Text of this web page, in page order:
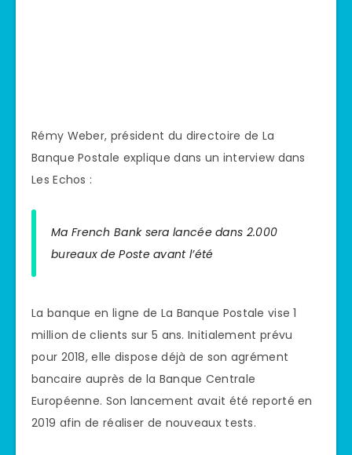
Rémy Weber, président du directoire de La
Banque Postale explique dans un interview dans
Les Echos :
Ma French Bank sera lancée dans 2.000
bureaux de Poste avant l’été
La banque en ligne de La Banque Postale vise 1
million de clients sur 5 ans. Initialement prévu
pour 2018, elle dispose déjà de son agrément
bancaire auprès de la Banque Centrale
Européenne. Son lancement avait été reporté en
2019 afin de réaliser de nouveaux tests.